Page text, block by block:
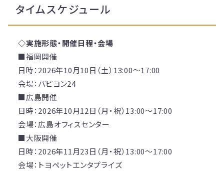
タイムスケジュール
◇実施形態・開催日程・会場
■福岡開催
日時：2026年10月10日（土）13:00～17:00
会場：パピヨン24
■広島開催
日時：2026年10月12日（月・祝）13:00～17:00
会場：広島オフィスセンター
■大阪開催
日時：2026年11月23日（月・祝）13:00～17:00
会場：トヨペットエンタプライズ